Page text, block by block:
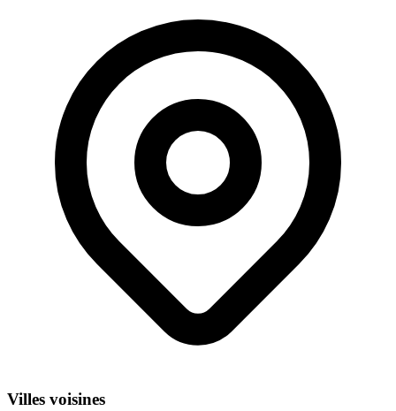
Villes voisines